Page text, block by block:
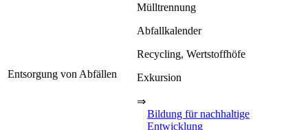
Entsorgung von Abfällen
Mülltrennung
Abfallkalender
Recycling, Wertstoffhöfe
Exkursion
⇒
Bildung für nachhaltige
Entwicklung